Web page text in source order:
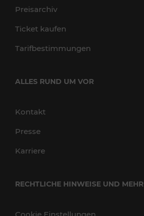
Preisarchiv
Ticket kaufen
Tarifbestimmungen
ALLES RUND UM VOR
Kontakt
Presse
Karriere
RECHTLICHE HINWEISE UND MEHR